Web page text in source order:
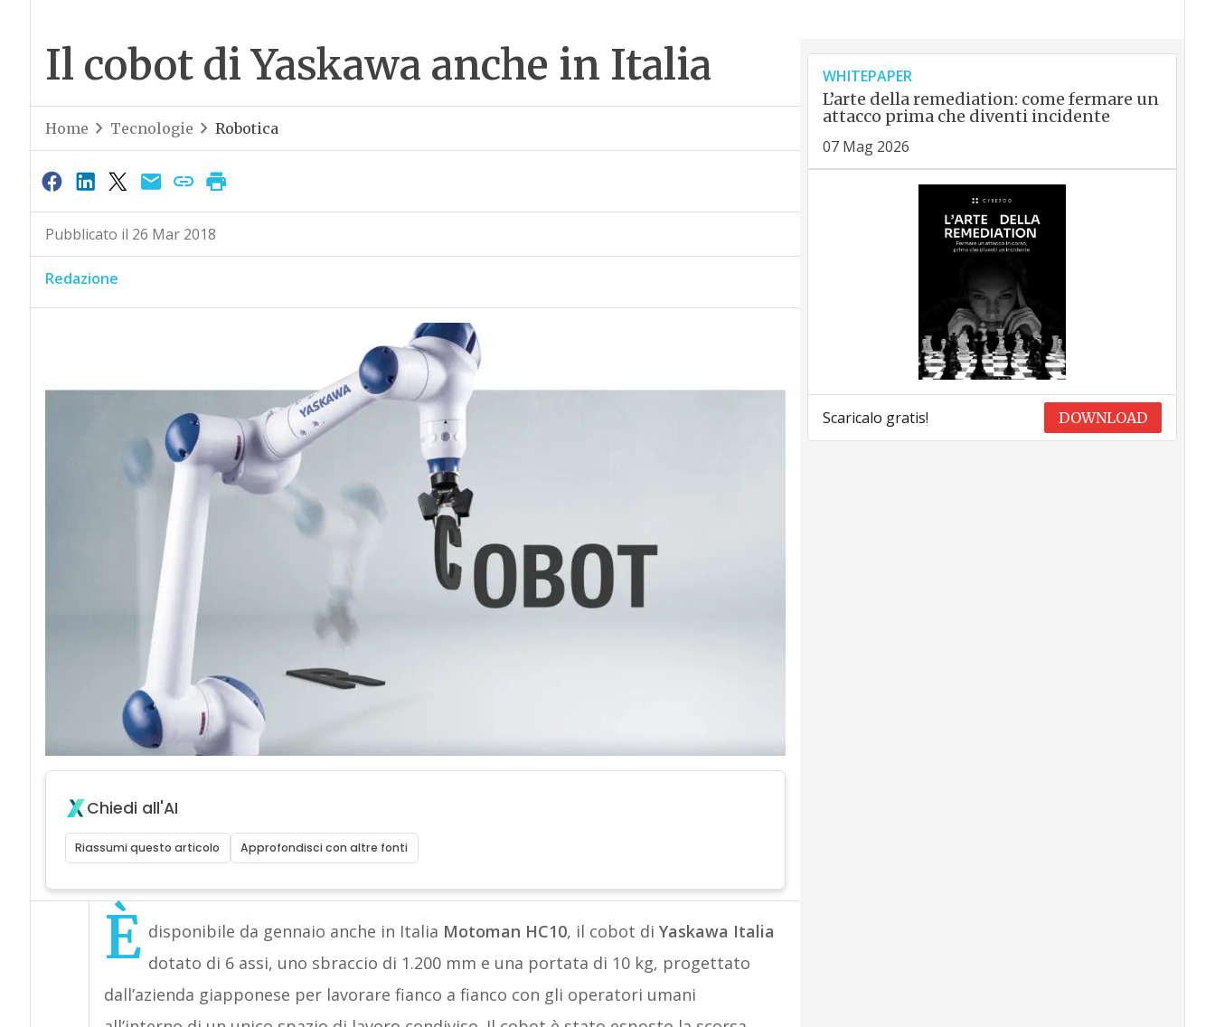
Il cobot di Yaskawa anche in Italia
Home Tecnologie Robotica
Pubblicato il 26 Mar 2018
Redazione
Chiedi all'AI
Riassumi questo articolo Approfondisci con altre fonti
È disponibile da gennaio anche in Italia Motoman HC10, il cobot di Yaskawa Italia
dotato di 6 assi, uno sbraccio di 1.200 mm e una portata di 10 kg, progettato
dall’azienda giapponese per lavorare fianco a fianco con gli operatori umani
WHITEPAPER
L’arte della remediation: come fermare un
attacco prima che diventi incidente
07 Mag 2026
Scaricalo gratis! DOWNLOAD